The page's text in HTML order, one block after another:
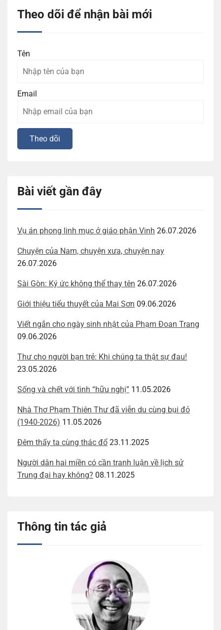
Theo dõi để nhận bài mới
Tên
Email
Bài viết gần đây
Vụ án phong linh mục ở giáo phận Vinh 26.07.2026
Chuyện của Nam, chuyện xưa, chuyện nay
26.07.2026
Sài Gòn: Ký ức không thể thay tên 26.07.2026
Giới thiệu tiểu thuyết của Mai Sơn 09.06.2026
Viết ngắn cho ngày sinh nhật của Phạm Đoan Trang
09.06.2026
Thư cho người bạn trẻ: Khi chúng ta thật sự đau!
23.05.2026
Sống và chết với tình “hữu nghị” 11.05.2026
Nhà Thơ Phạm Thiên Thư đã viễn du cùng bụi đỏ
(1940-2026) 11.05.2026
Đêm thấy ta cùng thác đổ 23.11.2025
Người dân hai miền có cần tranh luận về lịch sử
Trung đại hay không? 08.11.2025
Thông tin tác giả